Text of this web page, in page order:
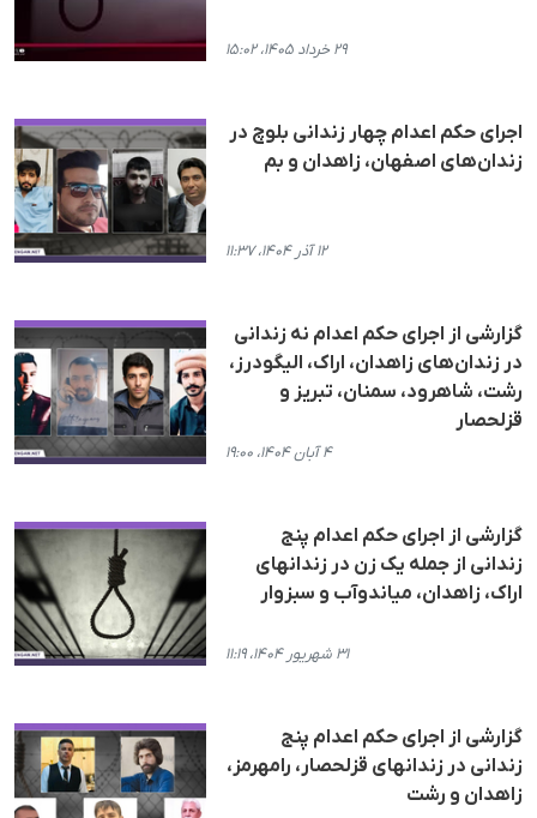
۲۹ خرداد ۱۴۰۵، ۱۵:۰۲
اجرای حکم اعدام چهار زندانی بلوچ در
زندان‌های اصفهان، زاهدان و بم
۱۲ آذر ۱۴۰۴، ۱۱:۳۷
گزارشی از اجرای حکم اعدام نە زندانی
در زندان‌‌های زاهدان، اراک، الیگودرز،
رشت، شاهرود، سمنان، تبریز و
قزلحصار
۴ آبان ۱۴۰۴، ۱۹:۰۰
گزارشی از اجرای حکم اعدام پنج
زندانی از جملە یک زن در زندانهای
اراک، زاهدان، میاندوآب و سبزوار
۳۱ شهریور ۱۴۰۴، ۱۱:۱۹
گزارشی از اجرای حکم اعدام پنج
زندانی در زندانهای قزلحصار، رامهرمز،
زاهدان و رشت